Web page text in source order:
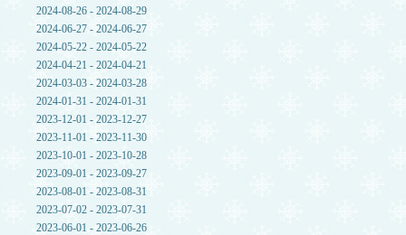
2024-08-26 - 2024-08-29
2024-06-27 - 2024-06-27
2024-05-22 - 2024-05-22
2024-04-21 - 2024-04-21
2024-03-03 - 2024-03-28
2024-01-31 - 2024-01-31
2023-12-01 - 2023-12-27
2023-11-01 - 2023-11-30
2023-10-01 - 2023-10-28
2023-09-01 - 2023-09-27
2023-08-01 - 2023-08-31
2023-07-02 - 2023-07-31
2023-06-01 - 2023-06-26